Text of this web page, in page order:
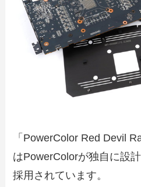
「PowerColor Red Devil
はPowerColorが独自に設
採用されています。